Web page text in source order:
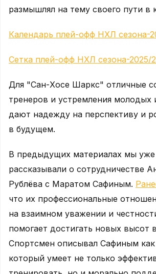
размышлял на тему своего пути в
Календарь плей-офф НХЛ сезона-
Сетка плей-офф НХЛ сезона-2025/
Для "Сан-Хосе Шаркс" отличные
тренеров и устремления молодых
дают надежду на перспективу и
в будущем.
В предыдущих материалах мы уже
рассказывали о сотрудничестве
Рублёва с Маратом Сафиным.
что их профессиональные
на взаимном уважении и
помогает достигать новых высот
Спортсмен описывал Сафиным как
который умеет не только